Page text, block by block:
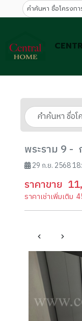
พระราม 9 -
29 ก.ย. 2568
ราคาขาย
ราคาเช่าเพิ่มเติม